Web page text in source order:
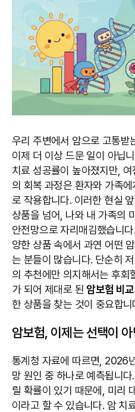
우리 주변에서 암으로 고통받
이제 더 이상 드문 일이 아닙
치료 성공률이 높아졌지만,
의 회복 과정은 환자와 가족
로 작용합니다. 이러한 현실
상품을 넘어, 나와 내 가족의
안전망으로 자리매김했습니
양한 상품 속에서 과연 어떤
는 분들이 많습니다. 단순히
의 추천에만 의지해서는 후회
가 되어 제대로 된암보험 비교
한 상품을 찾는 것이 중요합니
암보험, 이제는 선택이
통계청 자료에 따르면, 2026
망 원인 중 하나로 예측됩니
릴 확률이 있기 때문에, 미리
이라고 할 수 있습니다. 암 치